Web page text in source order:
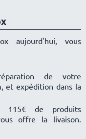
aujourd'hui, vous
de votre
et expédition dans la
de produits
offre la livaison.